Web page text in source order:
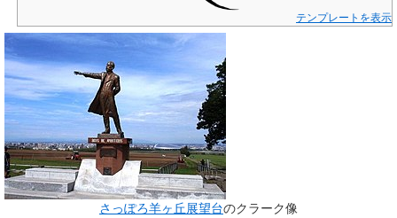
テンプレートを表示
さっぽろ羊ヶ丘展望台のクラーク像